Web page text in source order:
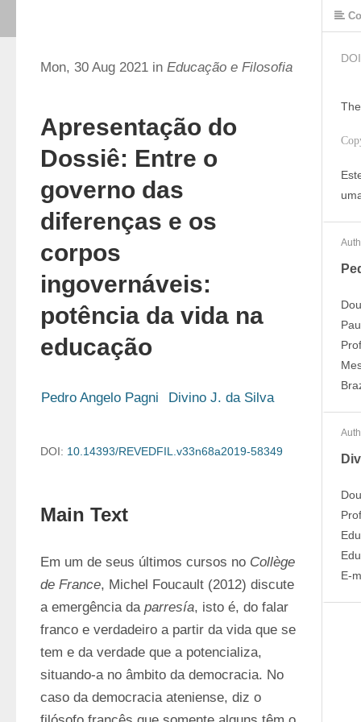
Mon, 30 Aug 2021 in Educação e Filosofia
Apresentação do
Dossiê: Entre o
governo das
diferenças e os
corpos
ingovernáveis:
potência da vida na
educação
Pedro Angelo Pagni Divino J. da Silva
DOI: 10.14393/REVEDFIL.v33n68a2019-58349
Main Text
Em um de seus últimos cursos no Collège
de France, Michel Foucault (2012) discute
a emergência da parresía, isto é, do falar
franco e verdadeiro a partir da vida que se
tem e da verdade que a potencializa,
situando-a no âmbito da democracia. No
caso da democracia ateniense, diz o
DOI
E-